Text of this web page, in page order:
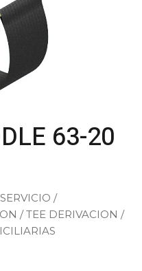
63-20
/
/ TEE DERIVACION /